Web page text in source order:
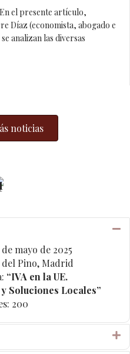
el presente artículo,
Díaz (economista, abogado e
analizan las diversas
noticias
mayo de 2025
Pino, Madrid
“IVA en la UE.
Soluciones Locales”
200